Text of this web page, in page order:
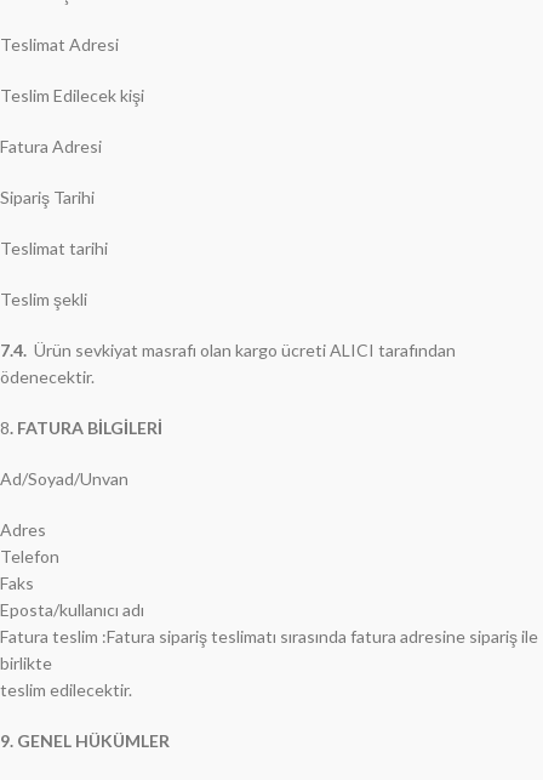
Teslimat Adresi
Teslim Edilecek kişi
Fatura Adresi
Sipariş Tarihi
Teslimat tarihi
Teslim şekli
7.4. Ürün sevkiyat masrafı olan kargo ücreti ALICI tarafından
ödenecektir.
8. FATURA BİLGİLERİ
Ad/Soyad/Unvan
Adres
Telefon
Faks
Eposta/kullanıcı adı
Fatura teslim :Fatura sipariş teslimatı sırasında fatura adresine sipariş ile
birlikte
teslim edilecektir.
9. GENEL HÜKÜMLER